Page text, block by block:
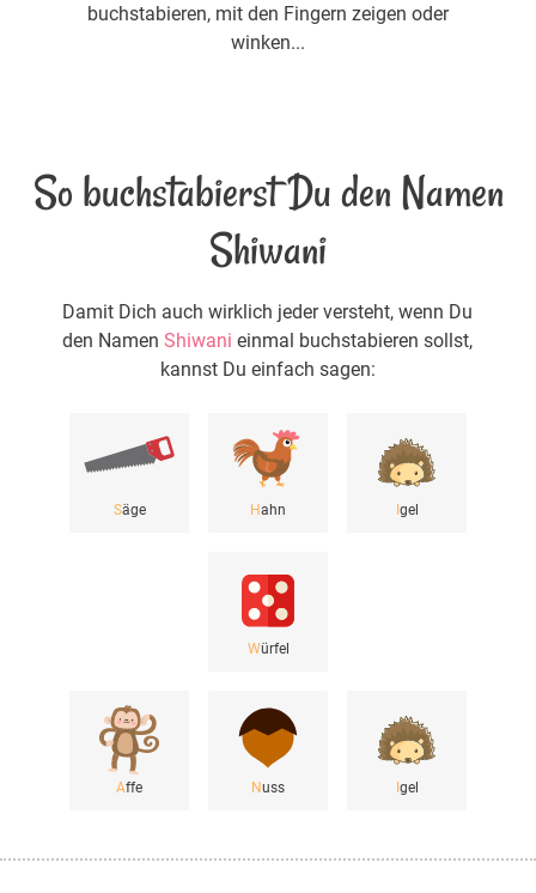
buchstabieren, mit den Fingern zeigen oder
winken...
So buchstabierst Du den Namen
Shiwani
Damit Dich auch wirklich jeder versteht, wenn Du
den NamenShiwani einmal buchstabieren sollst,
kannst Du einfach sagen:
Säge Hahn gel
Würfel
Affe Nuss gel